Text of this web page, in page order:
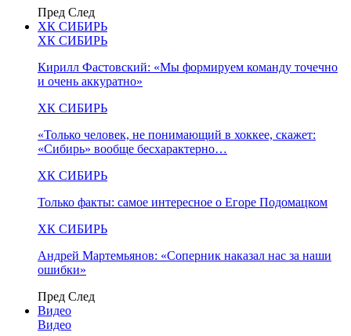
Пред След
ХК СИБИРЬ
ХК СИБИРЬ
Кирилл Фастовский: «Мы формируем команду точечно
и очень аккуратно»
ХК СИБИРЬ
«Только человек, не понимающий в хоккее, скажет:
«Сибирь» вообще бесхарактерно…
ХК СИБИРЬ
Только факты: самое интересное о Егоре Подомацком
ХК СИБИРЬ
Андрей Мартемьянов: «Соперник наказал нас за наши
ошибки»
Пред След
Видео
Видео